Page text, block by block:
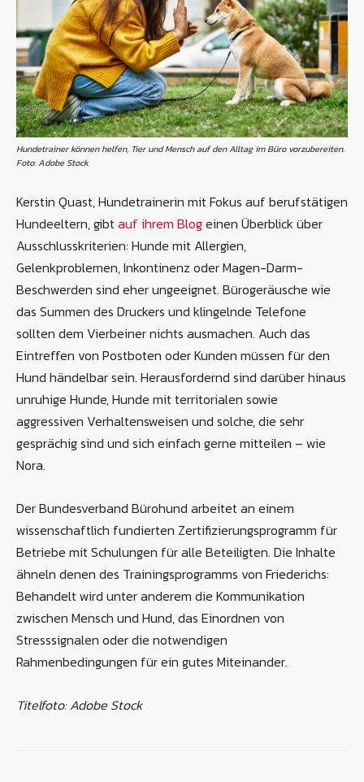
Hundetrainer können helfen, Tier und Mensch auf den Alltag im Büro vorzubereiten.
Foto: Adobe Stock
Kerstin Quast, Hundetrainerin mit Fokus auf berufstätigen
Hundeeltern, gibtauf ihrem Blogeinen Überblick über
Ausschlusskriterien: Hunde mit Allergien,
Gelenkproblemen, Inkontinenz oder Magen-Darm-
Beschwerden sind eher ungeeignet. Bürogeräusche wie
das Summen des Druckers und klingelnde Telefone
sollten dem Vierbeiner nichts ausmachen. Auch das
Eintreffen von Postboten oder Kunden müssen für den
Hund händelbar sein. Herausfordernd sind darüber hinaus
unruhige Hunde, Hunde mit territorialen sowie
aggressiven Verhaltensweisen und solche, die sehr
gesprächig sind und sich einfach gerne mitteilen – wie
Nora.
Der Bundesverband Bürohund arbeitet an einem
wissenschaftlich fundierten Zertifizierungsprogramm für
Betriebe mit Schulungen für alle Beteiligten. Die Inhalte
ähneln denen des Trainingsprogramms von Friederichs:
Behandelt wird unter anderem die Kommunikation
zwischen Mensch und Hund, das Einordnen von
Stresssignalen oder die notwendigen
Rahmenbedingungen für ein gutes Miteinander.
Titelfoto: Adobe Stock